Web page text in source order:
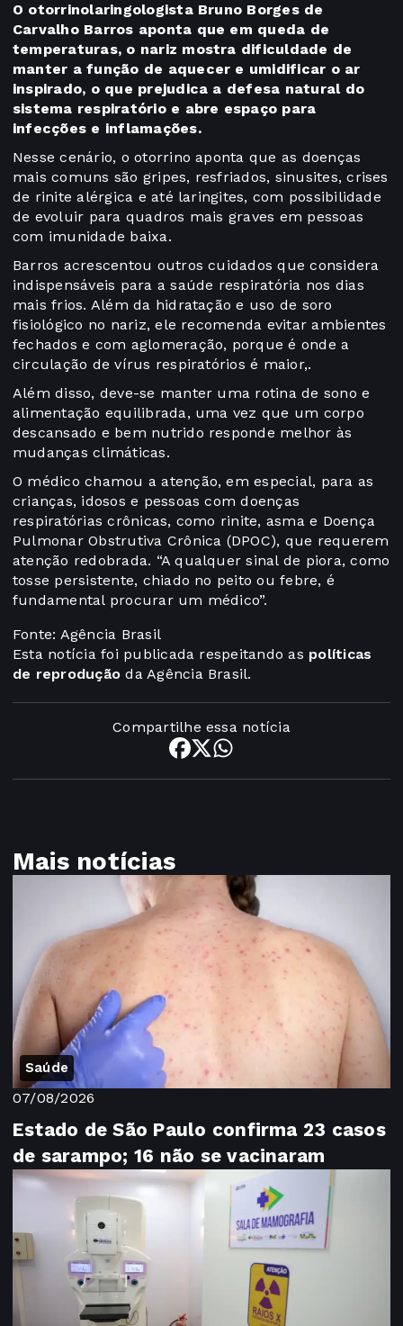
O otorrinolaringologista Bruno Borges de
Carvalho Barros aponta que em queda de
temperaturas, o nariz mostra dificuldade de
manter a função de aquecer e umidificar o ar
inspirado, o que prejudica a defesa natural do
sistema respiratório e abre espaço para
infecções e inflamações.
Nesse cenário, o otorrino aponta que as doenças
mais comuns são gripes, resfriados, sinusites, crises
de rinite alérgica e até laringites, com possibilidade
de evoluir para quadros mais graves em pessoas
com imunidade baixa.
Barros acrescentou outros cuidados que considera
indispensáveis para a saúde respiratória nos dias
mais frios. Além da hidratação e uso de soro
fisiológico no nariz, ele recomenda evitar ambientes
fechados e com aglomeração, porque é onde a
circulação de vírus respiratórios é maior,.
Além disso, deve-se manter uma rotina de sono e
alimentação equilibrada, uma vez que um corpo
descansado e bem nutrido responde melhor às
mudanças climáticas.
O médico chamou a atenção, em especial, para as
crianças, idosos e pessoas com doenças
respiratórias crônicas, como rinite, asma e Doença
Pulmonar Obstrutiva Crônica (DPOC), que requerem
atenção redobrada. “A qualquer sinal de piora, como
tosse persistente, chiado no peito ou febre, é
fundamental procurar um médico”.
Fonte: Agência Brasil
Esta notícia foi publicada respeitando as políticas
de reprodução da Agência Brasil.
Compartilhe essa notícia
Mais notícias
Saúde
07/08/2026
Estado de São Paulo confirma 23 casos
de sarampo; 16 não se vacinaram